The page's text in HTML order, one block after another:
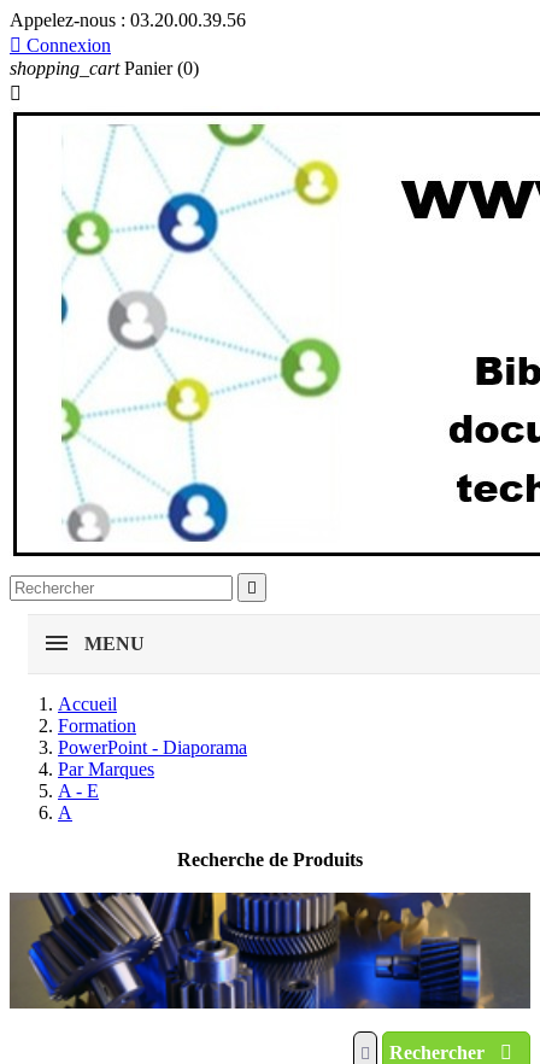
Appelez-nous : 03.20.00.39.56
 Connexion
shopping_cart Panier (0)


MENU
Accueil
Formation
PowerPoint - Diaporama
Par Marques
A - E
A
Recherche de Produits
Rechercher